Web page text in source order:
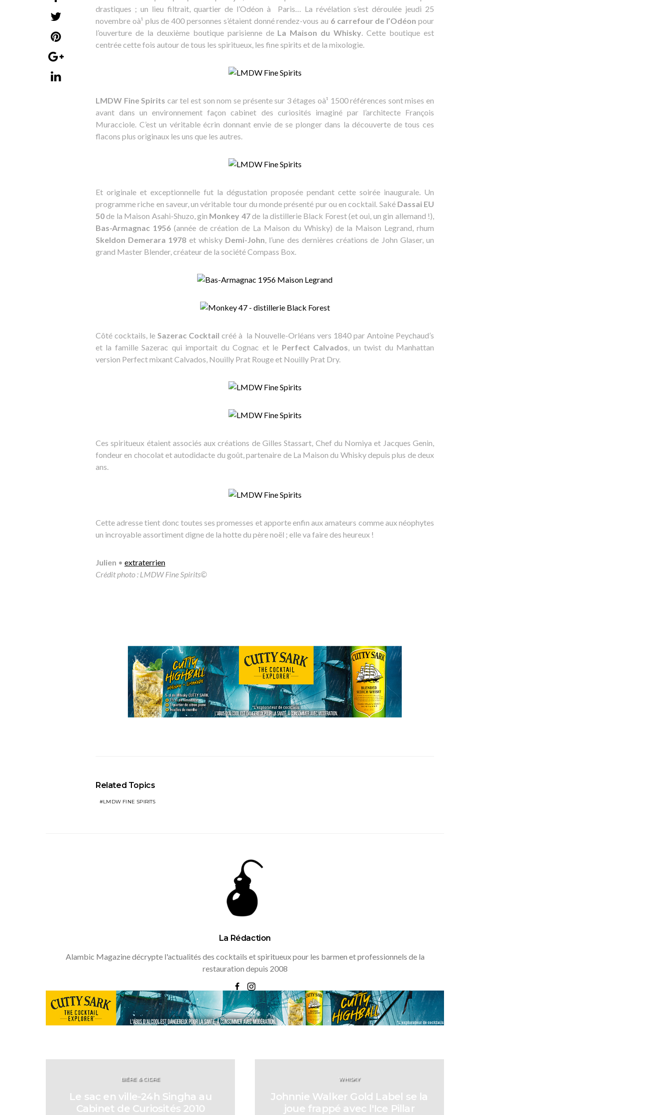
drastiques ; un lieu filtrait, quartier de l’Odéon à Paris… La révélation s’est déroulée jeudi 25
novembre oà¹ plus de 400 personnes s’étaient donné rendez-vous au 6 carrefour de l’Odéon pour
l’ouverture de la deuxième boutique parisienne de La Maison du Whisky. Cette boutique est
centrée cette fois autour de tous les spiritueux, les fine spirits et de la mixologie.
LMDW Fine Spirits car tel est son nom se présente sur 3 étages oà¹ 1500 références sont mises en
avant dans un environnement façon cabinet des curiosités imaginé par l’architecte François
Muracciole. C’est un véritable écrin donnant envie de se plonger dans la découverte de tous ces
flacons plus originaux les uns que les autres.
Et originale et exceptionnelle fut la dégustation proposée pendant cette soirée inaugurale. Un
programme riche en saveur, un véritable tour du monde présenté pur ou en cocktail. Saké Dassai EU
50de la Maison Asahi-Shuzo, gin Monkey 47de la distillerie Black Forest (et oui, un gin allemand !),
Bas-Armagnac 1956(année de création de La Maison du Whisky) de la Maison Legrand, rhum
Skeldon Demerara 1978 et whisky Demi-John, l’une des dernières créations de John Glaser, un
grand Master Blender, créateur de la société Compass Box.
Côté cocktails, le Sazerac Cocktail créé à la Nouvelle-Orléans vers 1840 par Antoine Peychaud’s
et la famille Sazerac qui importait du Cognac et le Perfect Calvados, un twist du Manhattan
version Perfect mixant Calvados, Nouilly Prat Rouge et Nouilly Prat Dry.
Ces spiritueux étaient associés aux créations de Gilles Stassart, Chef du Nomiya et Jacques Genin,
fondeur en chocolat et autodidacte du goût, partenaire de La Maison du Whisky depuis plus de deux
ans.
Cette adresse tient donc toutes ses promesses et apporte enfin aux amateurs comme aux néophytes
un incroyable assortiment digne de la hotte du père noël ; elle va faire des heureux !
Julien • extraterrien
Crédit photo : LMDW Fine Spirits©
Related Topics
LMDW FINE SPIRITS
La Rédaction
Alambic Magazine décrypte l'actualités des cocktails et spiritueux pour les barmen et professionnels de la
restauration depuis 2008
BIÈRE & CIDRE
Le sac en ville-24h Singha au
Cabinet de Curiosités 2010
WHISKY
Johnnie Walker Gold Label se la
joue frappé avec l'Ice Pillar